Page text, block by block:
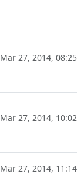
Mar 27, 2014, 08:25
Mar 27, 2014, 10:02
Mar 27, 2014, 11:14